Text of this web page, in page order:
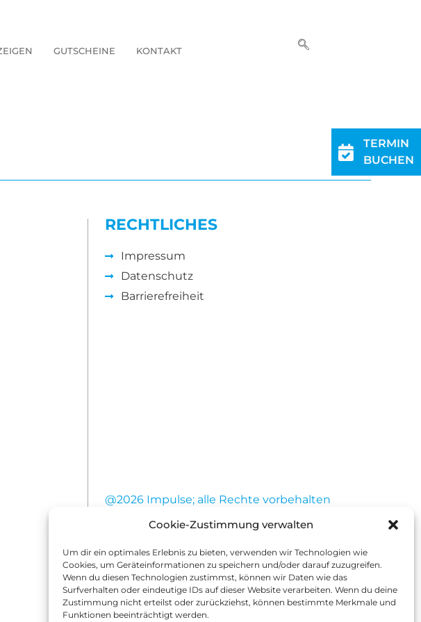
Cookie-Zustimmung verwalten
Um dir ein optimales Erlebnis zu bieten, verwenden wir Technologien wie
Cookies, um Geräteinformationen zu speichern und/oder darauf zuzugreifen.
Wenn du diesen Technologien zustimmst, können wir Daten wie das
Surfverhalten oder eindeutige IDs auf dieser Website verarbeiten. Wenn du deine
Zustimmung nicht erteilst oder zurückziehst, können bestimmte Merkmale und
Funktionen beeinträchtigt werden.
GUTSCHEINE KONTAKT
RECHTLICHES
Impressum
Datenschutz
Barrierefreiheit
@2026 Impulse; alle Rechte vorbehalten
TERMIN
BUCHEN